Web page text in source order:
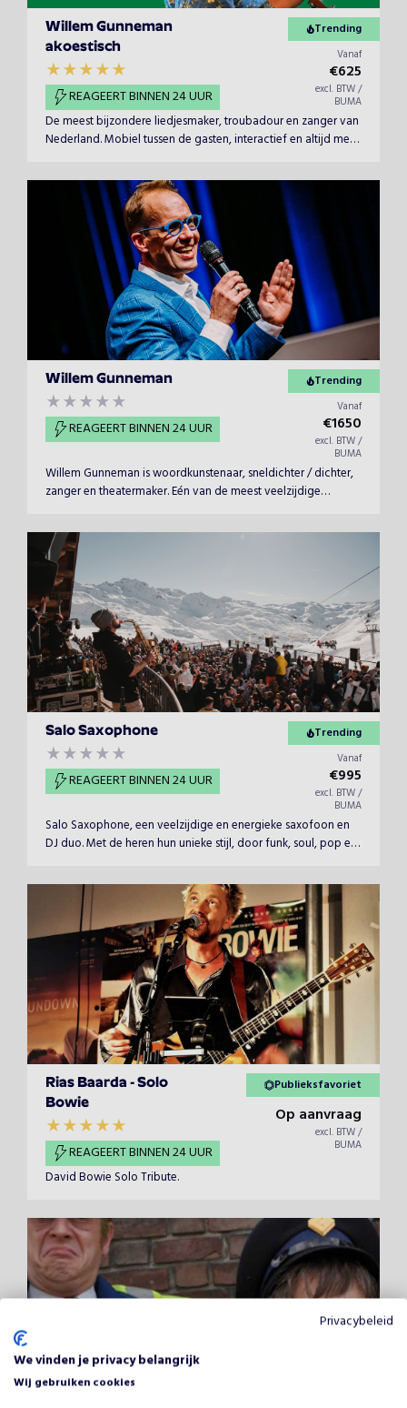
Willem Gunneman
akoestisch
REAGEERT BINNEN 24 UUR
Trending
Vanaf
€625
excl. BTW /
BUMA
De meest bijzondere liedjesmaker, troubadour en zanger van
Nederland. Mobiel tussen de gasten, interactief en altijd met
setting.
Willem Gunneman
REAGEERT BINNEN 24 UUR
Trending
Vanaf
€1650
excl. BTW /
BUMA
Willem Gunneman is woordkunstenaar, sneldichter / dichter,
zanger en theatermaker. Eén van de meest veelzijdige
ook hetzelfde. Willem raakt in alle opzichten. Inhoudelijk en
altijd met respect. Klein (in een intieme setting) en groots.
Salo Saxophone
REAGEERT BINNEN 24 UUR
Trending
Vanaf
€995
excl. BTW /
BUMA
Salo Saxophone, een veelzijdige en energieke saxofoon en
DJ duo. Met de heren hun unieke stijl, door funk, soul, pop en
meeslepende sfeer die elke gelegenheid tot leven
brengt.&nbsp;
Rias Baarda - Solo
Bowie
REAGEERT BINNEN 24 UUR
Publieksfavoriet
Op aanvraag
excl. BTW /
BUMA
David Bowie Solo Tribute.
Privacybeleid
We vinden je privacy belangrijk
Wij gebruiken cookies